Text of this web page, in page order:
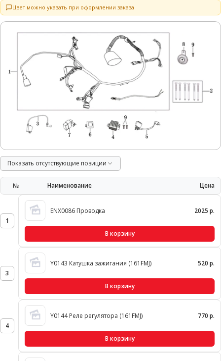
Цвет можно указать при оформлении заказа
Показать отсутствующие позиции
№ Наименование Цена
1
ENX0086 Проводка 2025 р.
В корзину
3
Y0143 Катушка зажигания (161FMJ) 520 р.
В корзину
4
Y0144 Реле регулятора (161FMJ) 770 р.
В корзину